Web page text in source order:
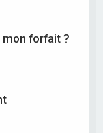
mon forfait ?